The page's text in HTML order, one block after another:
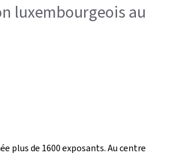
luxembourgeois au
plus de 1600 exposants. Au centre